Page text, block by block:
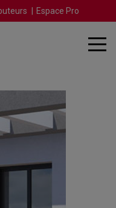
Espace Pro